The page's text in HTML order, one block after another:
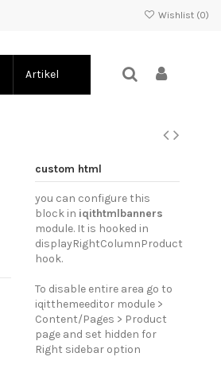
Wishlist (0)
Artikel
custom html
you can configure this
block in iqithtmlbanners
module. It is hooked in
displayRightColumnProduct
hook.
To disable entire area go to
iqitthemeeditor module >
Content/Pages > Product
page and set hidden for
Right sidebar option